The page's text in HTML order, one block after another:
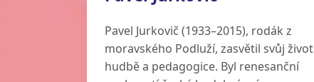
do škol.
Už v průběhu vysokoškolského studia
Pavel Jurkovič (1933–2015), rodák z
moravského Podluží, zasvětil svůj život
hudbě a pedagogice. Byl renesanční